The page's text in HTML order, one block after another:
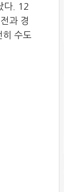
다. 12
과 경
히 수도